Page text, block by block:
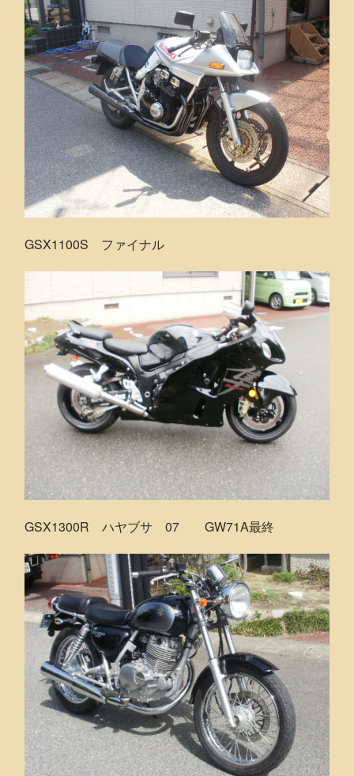
GSX1100S ファイナル
GSX1300R ハヤブサ 07 GW71A最終